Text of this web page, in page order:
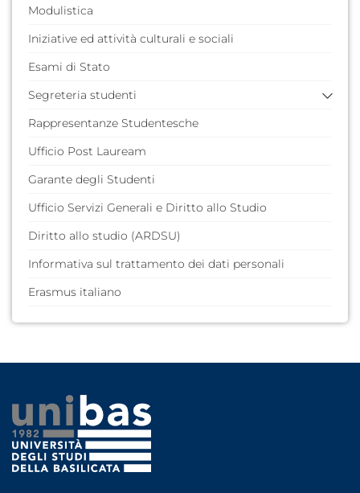
Modulistica
Iniziative ed attività culturali e sociali
Esami di Stato
Segreteria studenti
F.A.Q. (domande poste frequentemente)
Guida dello Studente
Rappresentanze Studentesche
Ufficio Post Lauream
Garante degli Studenti
Ufficio Servizi Generali e Diritto allo Studio
Diritto allo studio (ARDSU)
Informativa sul trattamento dei dati personali
Erasmus italiano